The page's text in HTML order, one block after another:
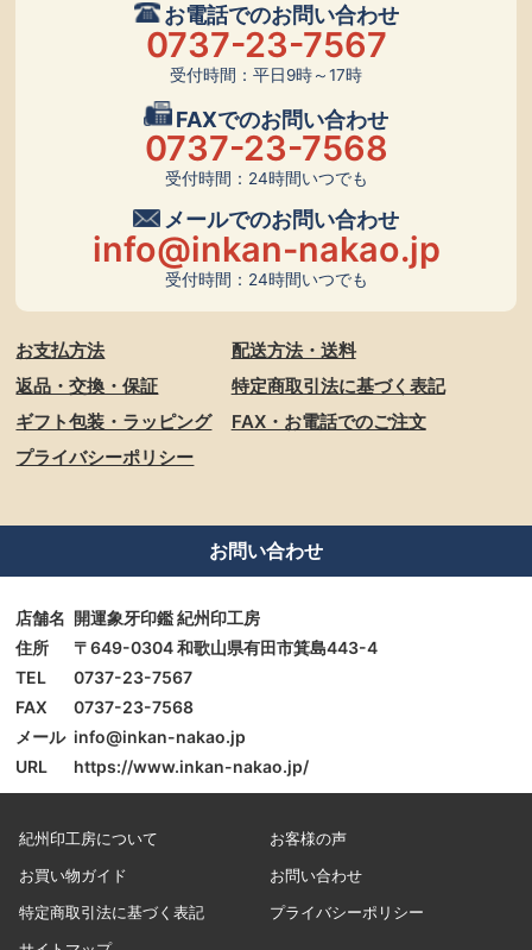
お電話でのお問い合わせ
0737-23-7567
受付時間：平日9時～17時
FAXでのお問い合わせ
0737-23-7568
受付時間：24時間いつでも
メールでのお問い合わせ
info@inkan-nakao.jp
受付時間：24時間いつでも
お支払方法
配送方法・送料
返品・交換・保証
特定商取引法に基づく表記
ギフト包装・ラッピング
FAX・お電話でのご注文
プライバシーポリシー
お問い合わせ
店舗名 開運象牙印鑑 紀州印工房
住所
〒649-0304 和歌山県有田市箕島443-4
TEL
0737-23-7567
FAX
0737-23-7568
メール info@inkan-nakao.jp
URL
https://www.inkan-nakao.jp/
紀州印工房について お客様の声
お買い物ガイド お問い合わせ
特定商取引法に基づく表記 プライバシーポリシー